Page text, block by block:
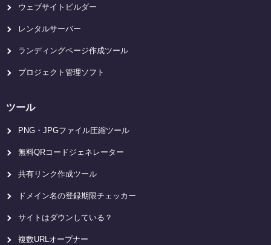
ウェブサイトビルダー
レンタルサーバー
ランディングページ作成ツール
プロジェクト管理ソフト
ツール
PNG・JPGファイル圧縮ツール
無料QRコードジェネレーター
共有リンク作成ツール
ドメイン名の登録期限チェッカー
サイトはダウンしている？
複数URLオープナー